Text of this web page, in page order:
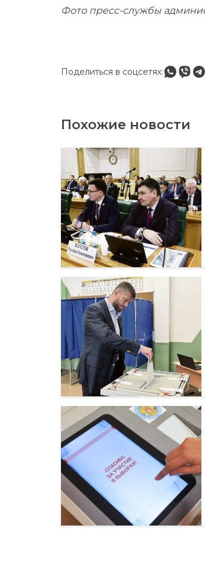
Фото пресс-службы
Поделиться в соцсетях:
Похожие новости